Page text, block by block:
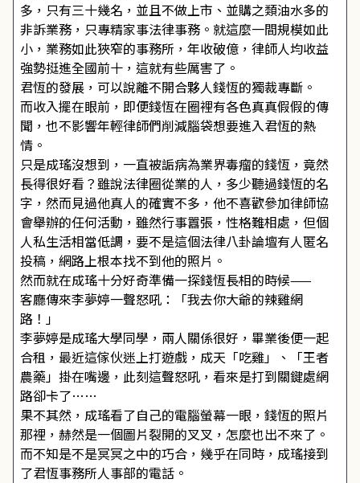
多，只有三十幾名，並且不做上市、並購之類油水多的
非訴業務，只專精家事法律事務。就這麼一間規模如此
小，業務如此狹窄的事務所，年收破億，律師人均收益
強勢挺進全國前十，這就有些厲害了。
君恆的發展，可以說離不開合夥人錢恆的獨裁專斷。
而收入擺在眼前，即便錢恆在圈裡有各色真真假假的傳
聞，也不影響年輕律師們削減腦袋想要進入君恆的熱
情。
只是成瑤沒想到，一直被詬病為業界毒瘤的錢恆，竟然
長得很好看？雖說法律圈從業的人，多少聽過錢恆的名
字，然而見過他真人的確實不多，他不喜歡參加律師協
會舉辦的任何活動，雖然行事囂張，性格難相處，但個
人私生活相當低調，要不是這個法律八卦論壇有人匿名
投稿，網路上根本找不到他的照片。
然而就在成瑤十分好奇準備一探錢恆長相的時候——
客廳傳來李夢婷一聲怒吼：「我去你大爺的辣雞網
路！」
李夢婷是成瑤大學同學，兩人關係很好，畢業後便一起
合租，最近這傢伙迷上打遊戲，成天「吃雞」、「王者
農藥」掛在嘴邊，此刻這聲怒吼，看來是打到關鍵處網
路卻卡了……
果不其然，成瑤看了自己的電腦螢幕一眼，錢恆的照片
那裡，赫然是一個圖片裂開的叉叉，怎麼也出不來了。
而不知是不是冥冥之中的巧合，幾乎在同時，成瑤接到
了君恆事務所人事部的電話。